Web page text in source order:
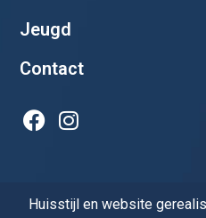
Jeugd
Contact
Huisstijl en website